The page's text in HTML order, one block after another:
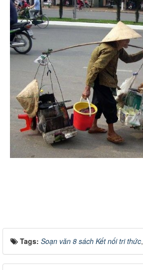
Tags: Soạn văn 8 sách Kết nối tri thức,